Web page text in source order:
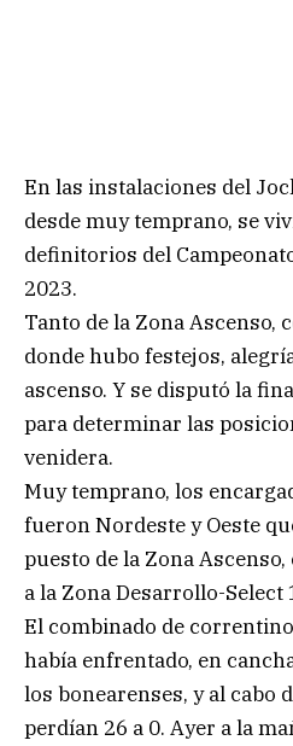
En las instalaciones del
desde muy temprano, se
definitorios del
2023.
Tanto de la Zona Ascenso,
donde hubo festejos,
ascenso. Y se disputó la
para determinar las
venidera.
Muy temprano, los
fueron Nordeste y Oeste
puesto de la Zona
a la Zona Desarrollo-Select
El combinado de
había enfrentado, en
los bonearenses, y al cabo
perdían 26 a 0. Ayer a la